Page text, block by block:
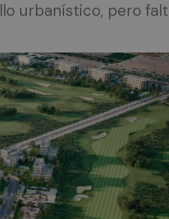
urbanístico, pero